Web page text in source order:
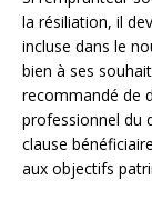
la résiliation, il
incluse dans le
bien à ses
recommandé de
professionnel du
clause
aux objectifs